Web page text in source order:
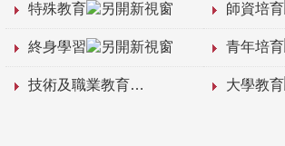
特殊教育 師資培育
終身學習 青年培育
技術及職業教育 大學教育